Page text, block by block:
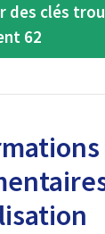
des clés
62